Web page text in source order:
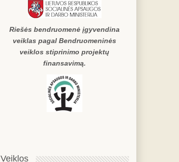
Riešės bendruomenė įgyvendina
veiklas pagal Bendruomeninės
veiklos stiprinimo projektų
finansavimą.
Veiklos